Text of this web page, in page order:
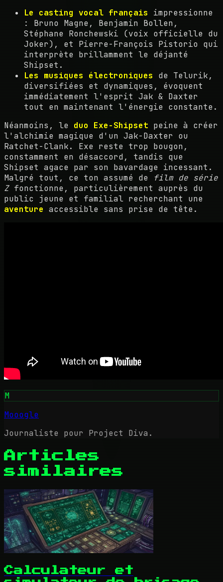
Le casting vocal français impressionne
: Bruno Magne, Benjamin Bollen,
Stéphane Ronchewski (voix officielle du
Joker), et Pierre-François Pistorio qui
interprète brillamment le déjanté
Shipset.
Les musiques électroniques de Telurik,
diversifiées et dynamiques, évoquent
immédiatement l'esprit Jak & Daxter
tout en maintenant l'énergie constante.
Néanmoins, le duo Exe-Shipset peine à créer
l'alchimie magique d'un Jak-Daxter ou
Ratchet-Clank. Exe reste trop bougon,
constamment en désaccord, tandis que
Shipset agace par son bavardage incessant.
Malgré tout, ce ton assumé de film de série
Zfonctionne, particulièrement auprès du
public jeune et familial recherchant une
aventure accessible sans prise de tête.
M
Mooogle
Journaliste pour Project Diva.
Articles
similaires
Calculateur et